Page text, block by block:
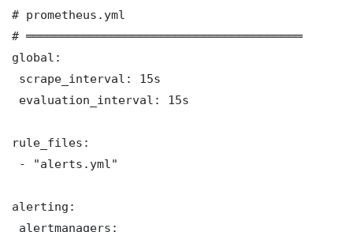
# prometheus.yml
# ═══════════════════════════════════════
global:
scrape_interval: 15s
evaluation_interval: 15s
rule_files:
- "alerts.yml"
alerting:
alertmanagers: